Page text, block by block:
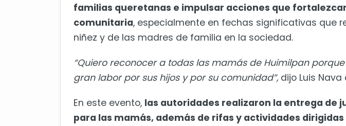
familias queretanas e impulsar acciones que
comunitaria, especialmente en fechas significativas que
niñez y de las madres de familia en la sociedad.
“Quiero reconocer a todas las mamás de Huimilpan
gran labor por sus hijos y por su comunidad”,dijo Luis Nava
En este evento, las autoridades realizaron la entrega de
para las mamás, además de rifas y actividades dirigidas